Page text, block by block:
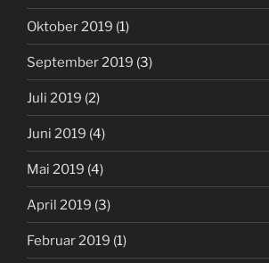
Oktober 2019 (1)
September 2019 (3)
Juli 2019 (2)
Juni 2019 (4)
Mai 2019 (4)
April 2019 (3)
Februar 2019 (1)